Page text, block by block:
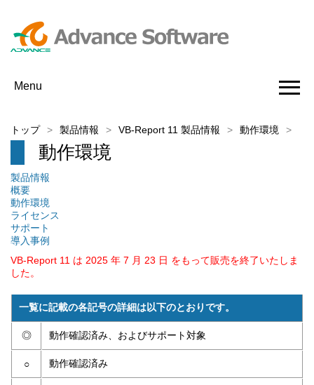
Menu
トップ 製品情報 VB-Report 11 製品情報 動作環境
動作環境
製品情報
概要
動作環境
ライセンス
サポート
導入事例
VB-Report 11 は 2025 年 7 月 23 日 をもって販売を終了いたしま
した。
一覧に記載の各記号の詳細は以下のとおりです。
◎ 動作確認済み、およびサポート対象
○ 動作確認済み